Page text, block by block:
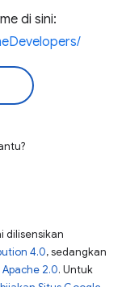
di sini:
dilisensikan
4.0, sedangkan
Apache 2.0. Untuk